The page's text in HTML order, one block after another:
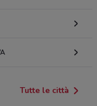
Maggiore-alte
Tutte le città